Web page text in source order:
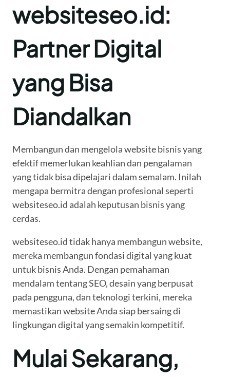
websiteseo.id:
Partner Digital
yang Bisa
Diandalkan
Membangun dan mengelola website bisnis yang
efektif memerlukan keahlian dan pengalaman
yang tidak bisa dipelajari dalam semalam. Inilah
mengapa bermitra dengan profesional seperti
websiteseo.id adalah keputusan bisnis yang
cerdas.
websiteseo.id tidak hanya membangun website,
mereka membangun fondasi digital yang kuat
untuk bisnis Anda. Dengan pemahaman
mendalam tentang SEO, desain yang berpusat
pada pengguna, dan teknologi terkini, mereka
memastikan website Anda siap bersaing di
lingkungan digital yang semakin kompetitif.
Mulai Sekarang,